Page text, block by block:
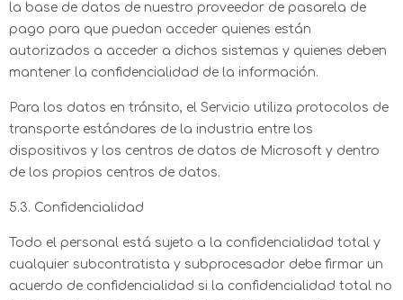
la base de datos de nuestro proveedor de pasarela de
pago para que puedan acceder quienes están
autorizados a acceder a dichos sistemas y quienes deben
mantener la confidencialidad de la información.
Para los datos en tránsito, el Servicio utiliza protocolos de
transporte estándares de la industria entre los
dispositivos y los centros de datos de Microsoft y dentro
de los propios centros de datos.
5.3. Confidencialidad
Todo el personal está sujeto a la confidencialidad total y
cualquier subcontratista y subprocesador debe firmar un
acuerdo de confidencialidad si la confidencialidad total no